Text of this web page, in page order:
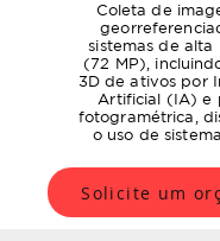
Coleta de
sistemas de alta
(72 MP),
3D de ativos por
Artificial (IA) e
fotogramétrica,
o uso de
Solicite um